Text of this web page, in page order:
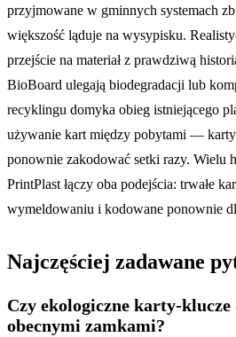
przyjmowane w gminnych systemach
większość ląduje na wysypisku.
przejście na materiał z prawdziwą
BioBoard ulegają biodegradacji lub
recyklingu domyka obieg istniejącego
używanie kart między pobytami —
ponownie zakodować setki razy. Wielu
PrintPlast łączy oba podejścia: trwałe
wymeldowaniu i kodowane ponownie
Najczęściej zadawane
Czy ekologiczne karty-klucze
obecnymi zamkami?